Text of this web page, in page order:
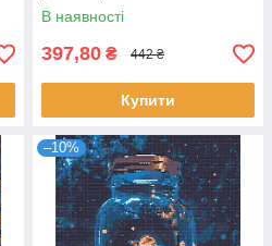
В наявності
397,80 ₴ 442 ₴
Купити
–10%